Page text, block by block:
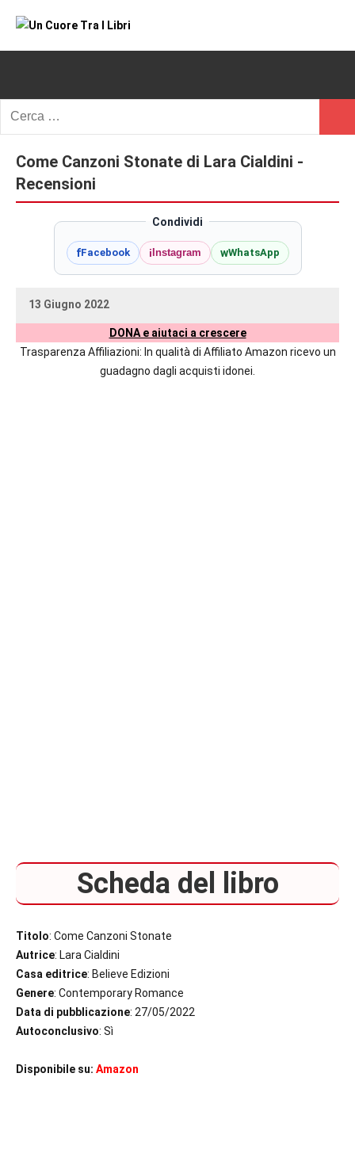
Un
Tra
I
Libri
romance
e
non
solo.
Recensioni,
delle
autrici
Come Canzoni Stonate di Lara Cialdini -
Recensioni
Condividi
fFacebook i Instagram wWhatsApp
13 Giugno 2022
uctil_user
Nessun
DONA e aiutaci a crescere
Trasparenza Affiliazioni: In qualità di Affiliato Amazon ricevo un
guadagno dagli acquisti idonei.
Scheda del libro
Titolo: Come Canzoni Stonate
Autrice: Lara Cialdini
Casa editrice: Believe Edizioni
Genere: Contemporary Romance
Data di pubblicazione: 27/05/2022
Autoconclusivo: Sì
Disponibile su: Amazon